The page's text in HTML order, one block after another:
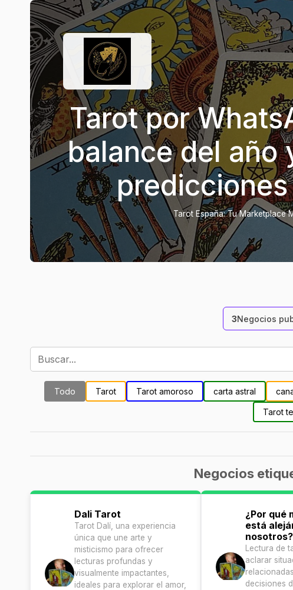
Tarot por
balance del año
Tarot España: Tu Marketplace
3Negocios
Todo Tarot Tarot amoroso carta astral
Tarot
Negocios
Dali Tarot
Tarot Dalí, una experiencia
única que une arte y
misticismo para ofrecer
lecturas profundas y
visualmente impactantes,
ideales para explorar el amor,
¿Por qué
está
nosotros?
Lectura de
aclarar
decisiones